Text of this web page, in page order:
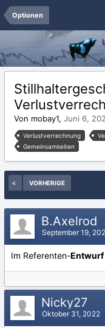
Optionen
Von mobay1, Juni 6,
Verlustverrechnung
Gemeinsamkeiten
VORHERIGE
B.Axelrod
September 19,
Im Referenten-Entwurf
Nicky27
Oktober 31, 2022